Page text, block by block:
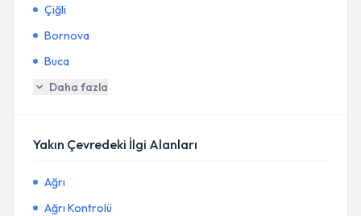
Çiğli
Bornova
Buca
Daha fazla
Yakın Çevredeki İlgi Alanları
Ağrı
Ağrı Kontrolü